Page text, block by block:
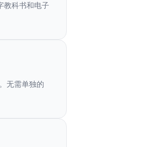
教科书和电子
无需单独的